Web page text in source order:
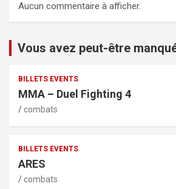
Aucun commentaire à afficher.
Vous avez peut-être
BILLETS EVENTS
MMA – Duel Fighting 4
combats
BILLETS EVENTS
ARES
combats